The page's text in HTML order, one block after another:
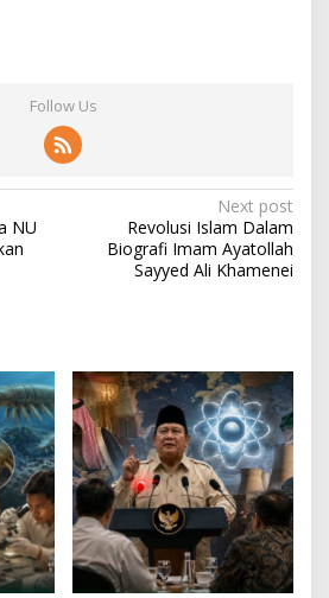
Follow Us
NU
Next post
Revolusi Islam Dalam
Biografi Imam Ayatollah
Sayyed Ali Khamenei